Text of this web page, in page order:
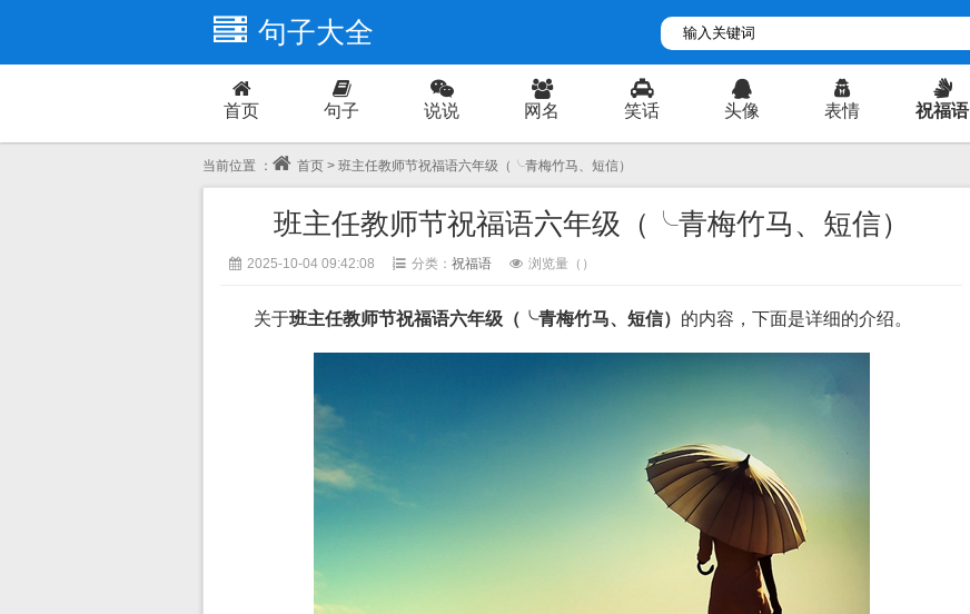
句子大全
首页 句子 说说 网名 笑话 头像 表情 祝福语
爱情
当前位置 ： 首页 > 班主任教师节祝福语六年级（╰青梅竹马、短信）
班主任教师节祝福语六年级（╰青梅竹马、短信）
2025-10-04 09:42:08 分类： 祝福语 浏览量（ ）
关于班主任教师节祝福语六年级（╰青梅竹马、短信） 的内容，下面是详细的介绍。